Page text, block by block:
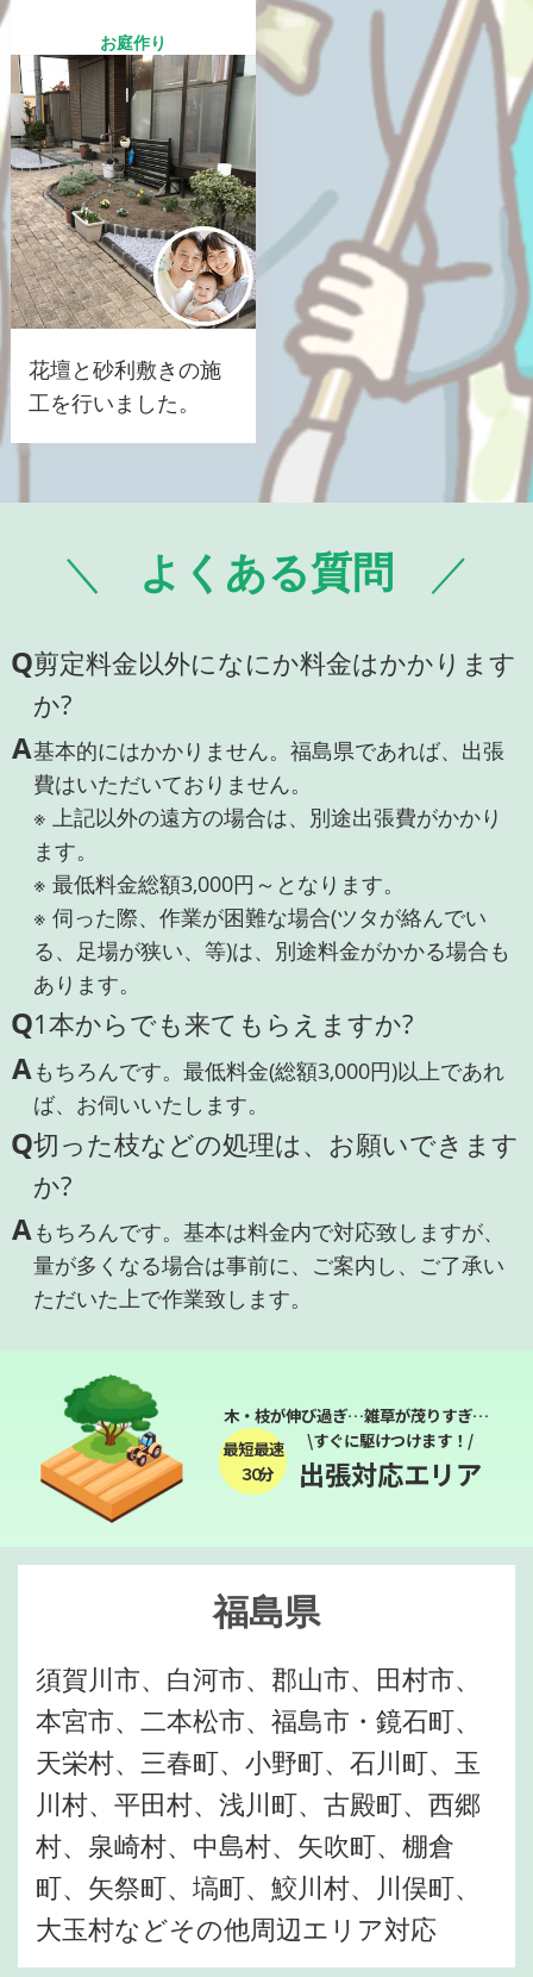
お庭作り
花壇と砂利敷きの施
工を行いました。
よくある質問
Q剪定料金以外になにか料金はかかります
か?
A基本的にはかかりません。福島県であれば、出張
費はいただいておりません。
※ 上記以外の遠方の場合は、別途出張費がかかり
ます。
※ 最低料金総額3,000円～となります。
※ 伺った際、作業が困難な場合(ツタが絡んでい
る、足場が狭い、等)は、別途料金がかかる場合も
あります。
Q1本からでも来てもらえますか?
Aもちろんです。最低料金(総額3,000円)以上であれ
ば、お伺いいたします。
Q切った枝などの処理は、お願いできます
か?
Aもちろんです。基本は料金内で対応致しますが、
量が多くなる場合は事前に、ご案内し、ご了承い
ただいた上で作業致します。
木・枝が伸び過ぎ…雑草が茂りすぎ…
最短最速
３０分
\すぐに駆けつけます！/
出張対応エリア
福島県
須賀川市、白河市、郡山市、田村市、
本宮市、二本松市、福島市・鏡石町、
天栄村、三春町、小野町、石川町、玉
川村、平田村、浅川町、古殿町、西郷
村、泉崎村、中島村、矢吹町、棚倉
町、矢祭町、塙町、鮫川村、川俣町、
大玉村などその他周辺エリア対応